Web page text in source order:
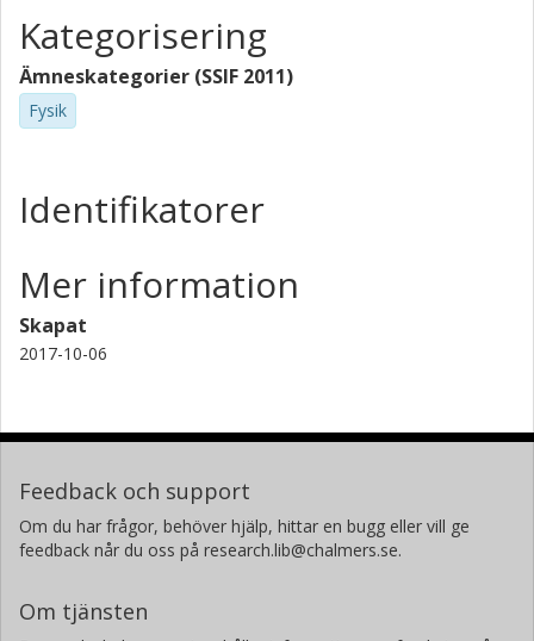
Kategorisering
Ämneskategorier (SSIF 2011)
Fysik
Identifikatorer
Mer information
Skapat
2017-10-06
Feedback och support
Om du har frågor, behöver hjälp, hittar en bugg eller vill ge
feedback når du oss på research.lib@chalmers.se.
Om tjänsten